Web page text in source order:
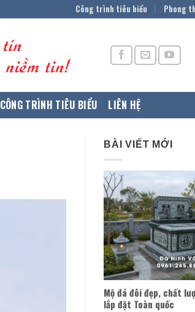
Công trình tiêu biểu Phong
CÔNG TRÌNH TIÊU BIỂU LIÊN HỆ
BÀI VIẾT MỚI
Mộ đá đôi đẹp, chất
lắp đặt Toàn quốc